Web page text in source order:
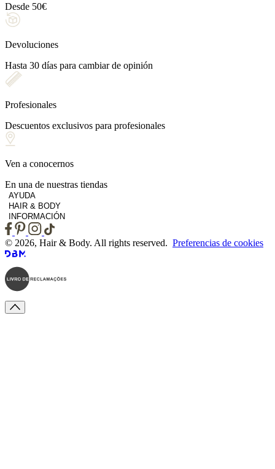
Desde 50€
Devoluciones
Hasta 30 días para cambiar de opinión
Profesionales
Descuentos exclusivos para profesionales
Ven a conocernos
En una de nuestras tiendas
AYUDA
HAIR & BODY
INFORMACIÓN
© 2026, Hair & Body. All rights reserved. Preferencias de cookies